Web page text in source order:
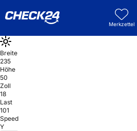
Merkzettel
Breite
235
Höhe
50
Zoll
18
Last
101
Speed
Y